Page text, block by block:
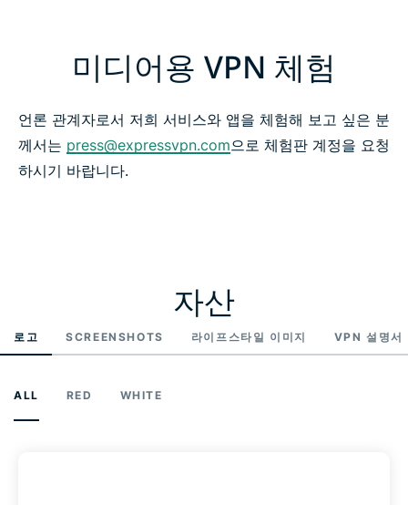
미디어용 VPN 체험
언론 관계자로서 저희 서비스와 앱을 체험해 보고 싶은 분
께서는 press@expressvpn.com으로 체험판 계정을 요청
하시기 바랍니다.
자산
로고 SCREENSHOTS 라이프스타일 이미지 VPN 설명서
ALL RED WHITE